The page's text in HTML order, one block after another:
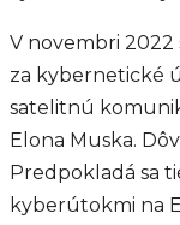
V novembri 2022
za kybernetické
satelitnú
Elona Muska.
Predpokladá sa
kyberútokmi na